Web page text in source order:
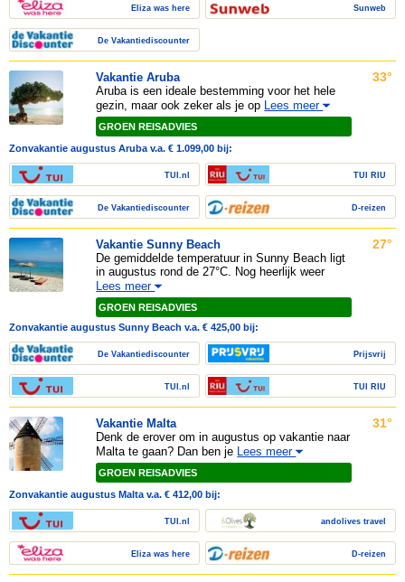
Eliza was here
De Vakantiediscounter
Sunweb
Vakantie Aruba
Aruba is een ideale bestemming voor het hele
gezin, maar ook zeker als je op Lees meer
GROEN REISADVIES
33°
Zonvakantie augustus Aruba v.a. € 1.099,00 bij:
TUI.nl
De Vakantiediscounter
TUI RIU
D-reizen
Vakantie Sunny Beach
De gemiddelde temperatuur in Sunny Beach ligt
in augustus rond de 27°C. Nog heerlijk weer
Lees meer
GROEN REISADVIES
27°
Zonvakantie augustus Sunny Beach v.a. € 425,00 bij:
De Vakantiediscounter
TUI.nl
Prijsvrij
TUI RIU
Vakantie Malta
Denk de erover om in augustus op vakantie naar
Malta te gaan? Dan ben je Lees meer
GROEN REISADVIES
31°
Zonvakantie augustus Malta v.a. € 412,00 bij:
TUI.nl
Eliza was here
andolives travel
D-reizen